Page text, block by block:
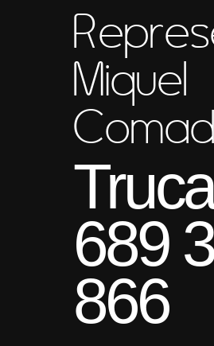
Miquel
689
866